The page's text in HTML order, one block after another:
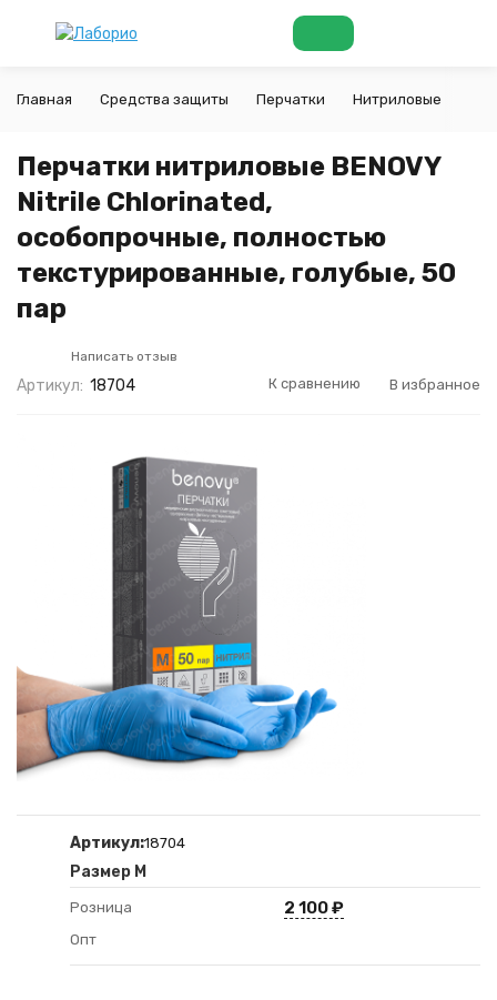
Главная Средства защиты Перчатки Нитриловые
Перчатки нитриловые BENOVY
Nitrile Chlorinated,
особопрочные, полностью
текстурированные, голубые, 50
пар
Написать отзыв
Артикул: 18704 К сравнению В избранное
Артикул:18704
Размер М
Розница 2 100₽
Опт